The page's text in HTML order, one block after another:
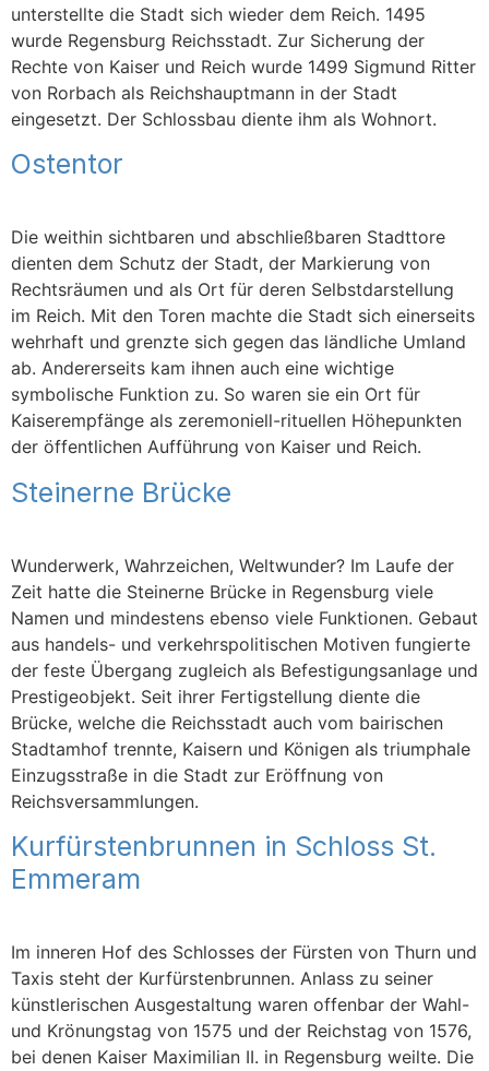
unterstellte die Stadt sich wieder dem Reich. 1495
wurde Regensburg Reichsstadt. Zur Sicherung der
Rechte von Kaiser und Reich wurde 1499 Sigmund Ritter
von Rorbach als Reichshauptmann in der Stadt
eingesetzt. Der Schlossbau diente ihm als Wohnort.
Ostentor
Die weithin sichtbaren und abschließbaren Stadttore
dienten dem Schutz der Stadt, der Markierung von
Rechtsräumen und als Ort für deren Selbstdarstellung
im Reich. Mit den Toren machte die Stadt sich einerseits
wehrhaft und grenzte sich gegen das ländliche Umland
ab. Andererseits kam ihnen auch eine wichtige
symbolische Funktion zu. So waren sie ein Ort für
Kaiserempfänge als zeremoniell-rituellen Höhepunkten
der öffentlichen Aufführung von Kaiser und Reich.
Steinerne Brücke
Wunderwerk, Wahrzeichen, Weltwunder? Im Laufe der
Zeit hatte die Steinerne Brücke in Regensburg viele
Namen und mindestens ebenso viele Funktionen. Gebaut
aus handels- und verkehrspolitischen Motiven fungierte
der feste Übergang zugleich als Befestigungsanlage und
Prestigeobjekt. Seit ihrer Fertigstellung diente die
Brücke, welche die Reichsstadt auch vom bairischen
Stadtamhof trennte, Kaisern und Königen als triumphale
Einzugsstraße in die Stadt zur Eröffnung von
Reichsversammlungen.
Kurfürstenbrunnen in Schloss St.
Emmeram
Im inneren Hof des Schlosses der Fürsten von Thurn und
Taxis steht der Kurfürstenbrunnen. Anlass zu seiner
künstlerischen Ausgestaltung waren offenbar der Wahl-
und Krönungstag von 1575 und der Reichstag von 1576,
bei denen Kaiser Maximilian II. in Regensburg weilte. Die